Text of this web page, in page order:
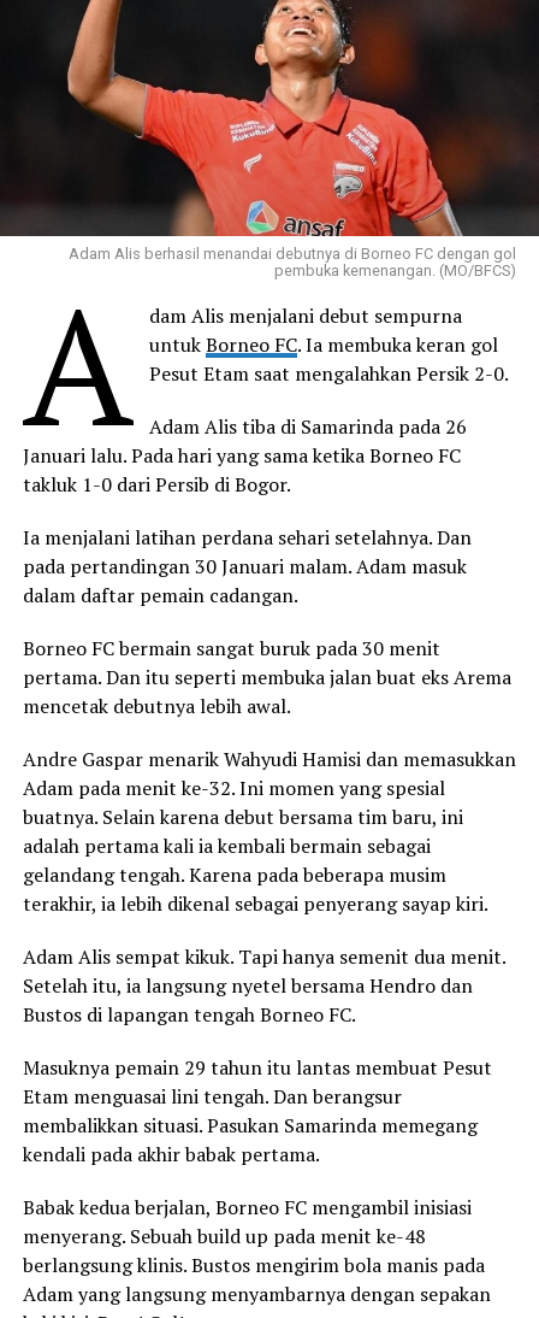
Adam Alis berhasil menandai debutnya di Borneo FC dengan gol
pembuka kemenangan. (MO/BFCS)
A
dam Alis menjalani debut sempurna
untukBorneo FC. Ia membuka keran gol
Pesut Etam saat mengalahkan Persik 2-0.
Adam Alis tiba di Samarinda pada 26
Januari lalu. Pada hari yang sama ketika Borneo FC
takluk 1-0 dari Persib di Bogor.
Ia menjalani latihan perdana sehari setelahnya. Dan
pada pertandingan 30 Januari malam. Adam masuk
dalam daftar pemain cadangan.
Borneo FC bermain sangat buruk pada 30 menit
pertama. Dan itu seperti membuka jalan buat eks Arema
mencetak debutnya lebih awal.
Andre Gaspar menarik Wahyudi Hamisi dan memasukkan
Adam pada menit ke-32. Ini momen yang spesial
buatnya. Selain karena debut bersama tim baru, ini
adalah pertama kali ia kembali bermain sebagai
gelandang tengah. Karena pada beberapa musim
terakhir, ia lebih dikenal sebagai penyerang sayap kiri.
Adam Alis sempat kikuk. Tapi hanya semenit dua menit.
Setelah itu, ia langsung nyetel bersama Hendro dan
Bustos di lapangan tengah Borneo FC.
Masuknya pemain 29 tahun itu lantas membuat Pesut
Etam menguasai lini tengah. Dan berangsur
membalikkan situasi. Pasukan Samarinda memegang
kendali pada akhir babak pertama.
Babak kedua berjalan, Borneo FC mengambil inisiasi
menyerang. Sebuah build up pada menit ke-48
berlangsung klinis. Bustos mengirim bola manis pada
Adam yang langsung menyambarnya dengan sepakan